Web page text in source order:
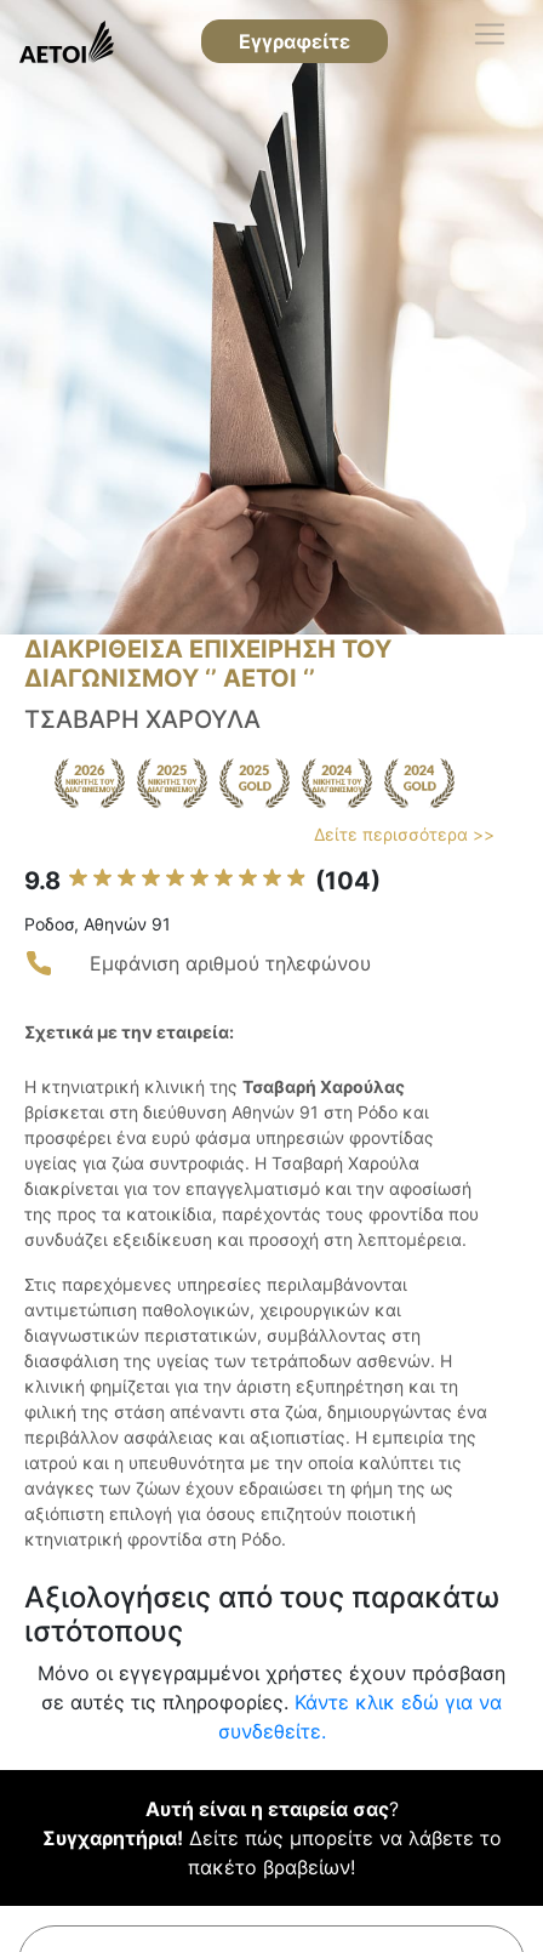
Εγγραφείτε
ΔΙΑΚΡΙΘΕΙΣΑ ΕΠΙΧΕΙΡΗΣΗ ΤΟΥ
ΔΙΑΓΩΝΙΣΜΟΥ ‘’ ΑΕΤΟΙ ‘’
ΤΣΑΒΑΡΗ ΧΑΡΟΥΛΑ
Δείτε περισσότερα >>
9.8 (104)
Ροδοσ, Αθηνών 91
Εμφάνιση αριθμού τηλεφώνου
Σχετικά με την εταιρεία:
Η κτηνιατρική κλινική της Τσαβαρή Χαρούλας
βρίσκεται στη διεύθυνση Αθηνών 91 στη Ρόδο και
προσφέρει ένα ευρύ φάσμα υπηρεσιών φροντίδας
υγείας για ζώα συντροφιάς. Η Τσαβαρή Χαρούλα
διακρίνεται για τον επαγγελματισμό και την αφοσίωσή
της προς τα κατοικίδια, παρέχοντάς τους φροντίδα που
συνδυάζει εξειδίκευση και προσοχή στη λεπτομέρεια.
Στις παρεχόμενες υπηρεσίες περιλαμβάνονται
αντιμετώπιση παθολογικών, χειρουργικών και
διαγνωστικών περιστατικών, συμβάλλοντας στη
διασφάλιση της υγείας των τετράποδων ασθενών. Η
κλινική φημίζεται για την άριστη εξυπηρέτηση και τη
φιλική της στάση απέναντι στα ζώα, δημιουργώντας ένα
περιβάλλον ασφάλειας και αξιοπιστίας. Η εμπειρία της
ιατρού και η υπευθυνότητα με την οποία καλύπτει τις
ανάγκες των ζώων έχουν εδραιώσει τη φήμη της ως
αξιόπιστη επιλογή για όσους επιζητούν ποιοτική
κτηνιατρική φροντίδα στη Ρόδο.
Αξιολογήσεις από τους παρακάτω
ιστότοπους
Μόνο οι εγγεγραμμένοι χρήστες έχουν πρόσβαση
σε αυτές τις πληροφορίες. Κάντε κλικ εδώ για να
συνδεθείτε.
Αυτή είναι η εταιρεία σας?
Συγχαρητήρια! Δείτε πώς μπορείτε να λάβετε το
πακέτο βραβείων!